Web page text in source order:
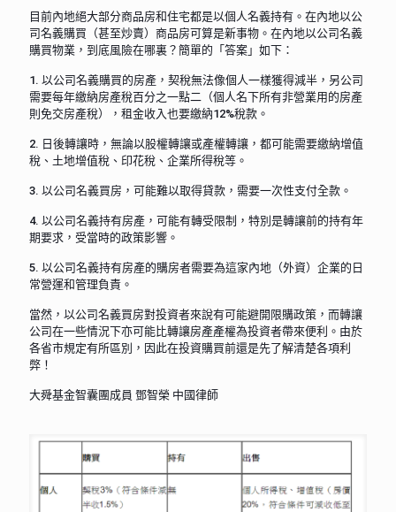
目前內地絕大部分商品房和住宅都是以個人名義持有。在內地以公
司名義購買（甚至炒賣）商品房可算是新事物。在內地以公司名義
購買物業，到底風險在哪裏？簡單的「答案」如下：
1. 以公司名義購買的房產，契稅無法像個人一樣獲得減半，另公司
需要每年繳納房產稅百分之一點二（個人名下所有非營業用的房產
則免交房產稅），租金收入也要繳納12%稅款。
2. 日後轉讓時，無論以股權轉讓或產權轉讓，都可能需要繳納增值
稅、土地增值稅、印花稅、企業所得稅等。
3. 以公司名義買房，可能難以取得貸款，需要一次性支付全款。
4. 以公司名義持有房產，可能有轉受限制，特別是轉讓前的持有年
期要求，受當時的政策影響。
5. 以公司名義持有房產的購房者需要為這家內地（外資）企業的日
常營運和管理負責。
當然，以公司名義買房對投資者來說有可能避開限購政策，而轉讓
公司在一些情況下亦可能比轉讓房產產權為投資者帶來便利。由於
各省市規定有所區別，因此在投資購買前還是先了解清楚各項利
弊！
大舜基金智囊團成員 鄧智榮 中國律師